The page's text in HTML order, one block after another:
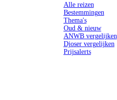
Alle reizen
Bestemmingen
Thema's
Oud & nieuw
ANWB vergelijken
Djoser vergelijken
Prijsalerts